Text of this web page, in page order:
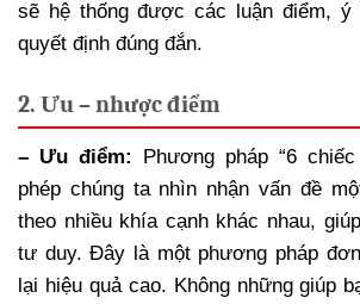
sẽ hệ thống được các luận điểm,
quyết định đúng đắn.
2. Ưu – nhược điểm
– Ưu điểm: Phương pháp “6
phép chúng ta nhìn nhận vấn đề
theo nhiều khía cạnh khác nhau,
tư duy. Đây là một phương pháp
lại hiệu quả cao. Không những giúp